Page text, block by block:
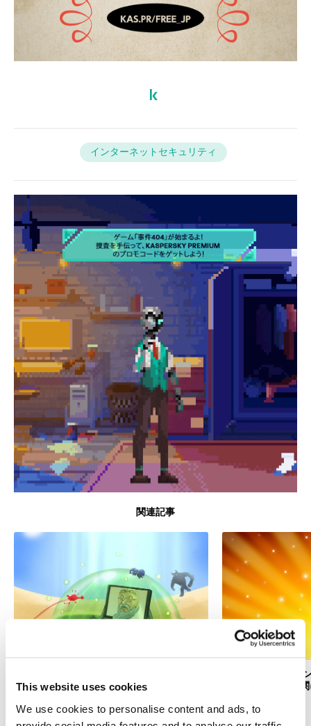
This website uses cookies
We use cookies to personalise content and ads, to
インターネットセキュリティ
関連記事
シニアの安全なネット利用
カスペルスキー イ
ィ、第三者評価機